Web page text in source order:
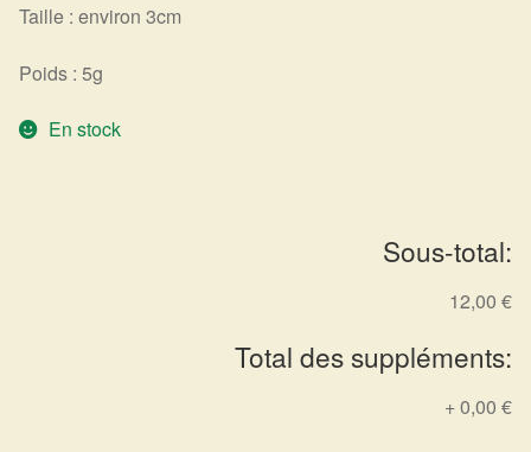
Harmonisation des lieux
Soin beauté
Ésotérisme : les pratiques spirituelles du monde invisible
Taille : environ 3cm
Poids : 5g
En stock
Sous-total:
12,00 €
Total des suppléments:
+0,00 €